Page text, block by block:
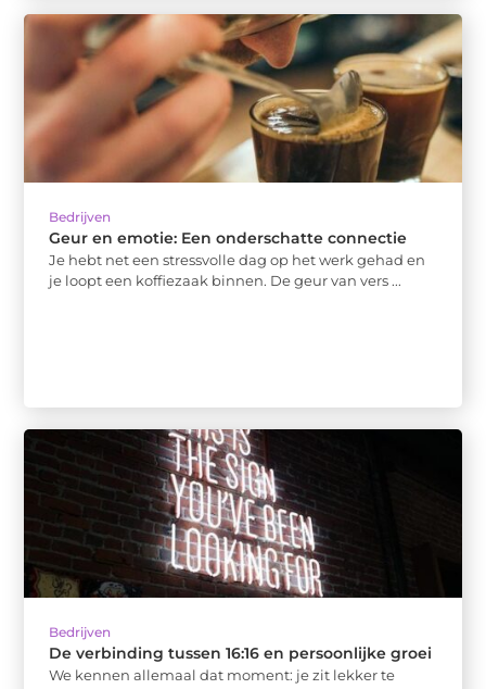
Bedrijven
Geur en emotie: Een onderschatte connectie
Je hebt net een stressvolle dag op het werk gehad en
je loopt een koffiezaak binnen. De geur van vers ...
Bedrijven
De verbinding tussen 16:16 en persoonlijke groei
We kennen allemaal dat moment: je zit lekker te